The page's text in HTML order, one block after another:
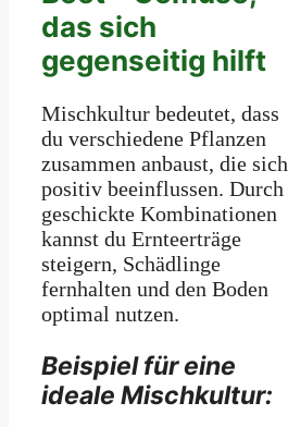
das sich
gegenseitig hilft
Mischkultur bedeutet, dass
du verschiedene Pflanzen
zusammen anbaust, die sich
positiv beeinflussen. Durch
geschickte Kombinationen
kannst du Ernteerträge
steigern, Schädlinge
fernhalten und den Boden
optimal nutzen.
Beispiel für eine
ideale Mischkultur: